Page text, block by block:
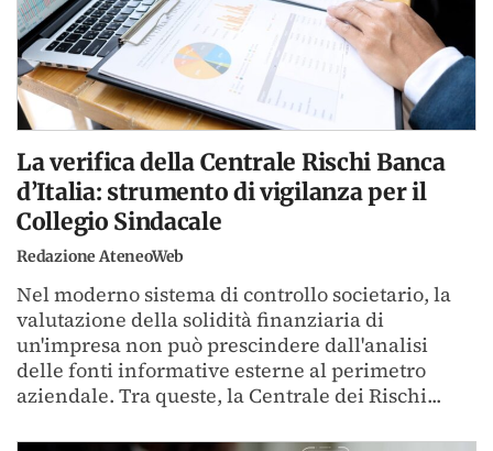
La verifica della Centrale Rischi Banca
d’Italia: strumento di vigilanza per il
Collegio Sindacale
Redazione AteneoWeb
Nel moderno sistema di controllo societario, la
valutazione della solidità finanziaria di
un'impresa non può prescindere dall'analisi
delle fonti informative esterne al perimetro
aziendale. Tra queste, la Centrale dei Rischi...